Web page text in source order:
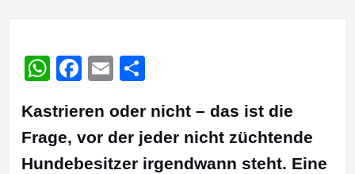
WhatsApp
Facebook
Email
Kastrieren oder nicht – das ist die
Frage, vor der jeder nicht züchtende
Hundebesitzer irgendwann steht. Eine